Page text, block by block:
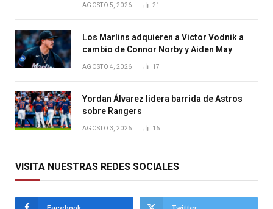
AGOSTO 5, 2026 21
Los Marlins adquieren a Victor Vodnik a
cambio de Connor Norby y Aiden May
AGOSTO 4, 2026 17
Yordan Álvarez lidera barrida de Astros
sobre Rangers
AGOSTO 3, 2026 16
VISITA NUESTRAS REDES SOCIALES